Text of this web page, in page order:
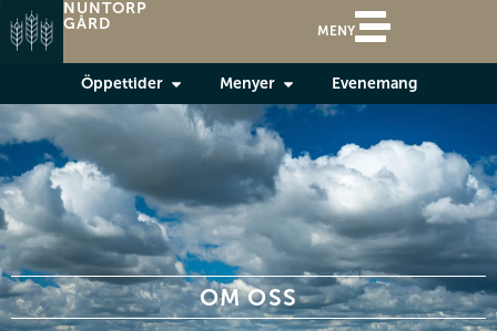
NUNTORP
GÅRD
MENY
Öppettider Menyer Evenemang
OM OSS